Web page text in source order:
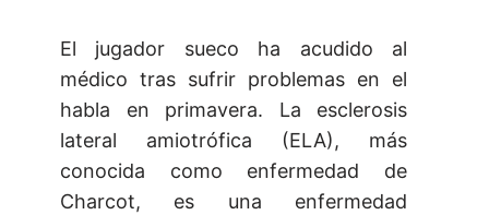
El jugador sueco ha acudido al
médico tras sufrir problemas en el
habla en primavera. La esclerosis
lateral amiotrófica (ELA), más
conocida como enfermedad de
Charcot, es una enfermedad